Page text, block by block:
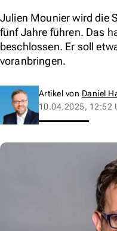
Julien Mounier wird die
fünf Jahre führen. Das
beschlossen. Er soll
voranbringen.
Artikel von Daniel
10.04.2025, 12:52